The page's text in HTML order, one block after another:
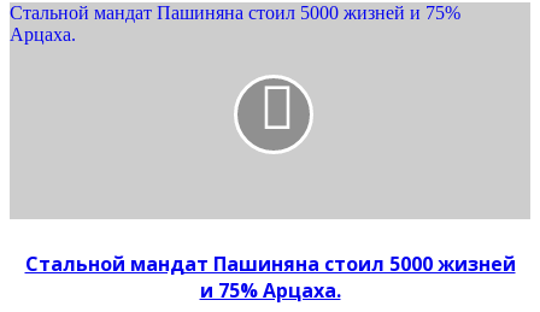
Стальной мандат Пашиняна стоил 5000 жизней и 75%
Арцаха.
Стальной мандат Пашиняна стоил 5000 жизней
и 75% Арцаха.